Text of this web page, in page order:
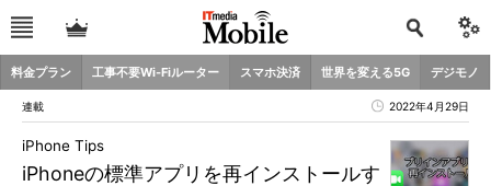
料金プラン 工事不要Wi-Fiルーター スマホ決済 世界を変える5G デジモノ
連載 2022年4月29日
iPhoneの標準アプリを再インストールす
iPhone Tips